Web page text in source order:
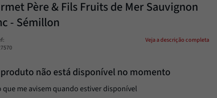
Père & Fils Fruits de Mer Sauvignon
- Sémillon
:
Veja a descrição completa
não está disponível no momento
que me avisem quando estiver disponível